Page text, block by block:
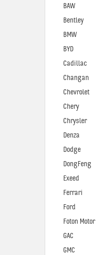
BAW
Bentley
BMW
BYD
Cadillac
Changan
Chevrolet
Chery
Chrysler
Denza
Dodge
DongFeng
Exeed
Ferrari
Ford
Foton Motor
GAC
GMC